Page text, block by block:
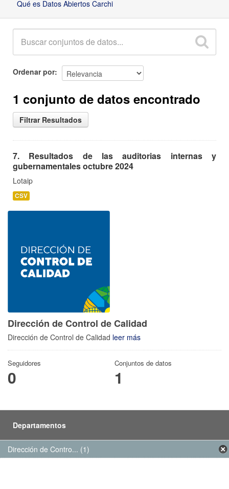
Qué es Datos Abiertos Carchi
Ordenar por
1 conjunto de datos encontrado
Filtrar Resultados
7. Resultados de las auditorias internas y
gubernamentales octubre 2024
Lotaip
CSV
Dirección de Control de Calidad
Dirección de Control de Calidad leer más
Seguidores
0
Conjuntos de datos
1
Departamentos
Dirección de Contro... (1)